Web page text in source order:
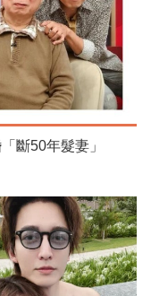
「斷50年髮妻」